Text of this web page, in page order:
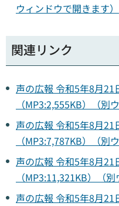
ウィンドウで開きます）
関連リンク
声の広報 令和5年8月21
（MP3:2,555KB）（別
声の広報 令和5年8月21
（MP3:7,787KB）（別
声の広報 令和5年8月21
（MP3:11,321KB）（
声の広報 令和5年8月21